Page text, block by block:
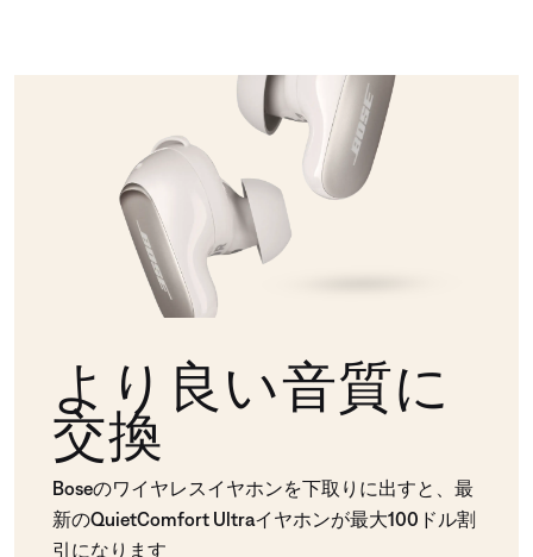
より良い音質に
交換
Boseのワイヤレスイヤホンを下取りに出すと、最
新のQuietComfort Ultraイヤホンが最大100ドル割
引になります